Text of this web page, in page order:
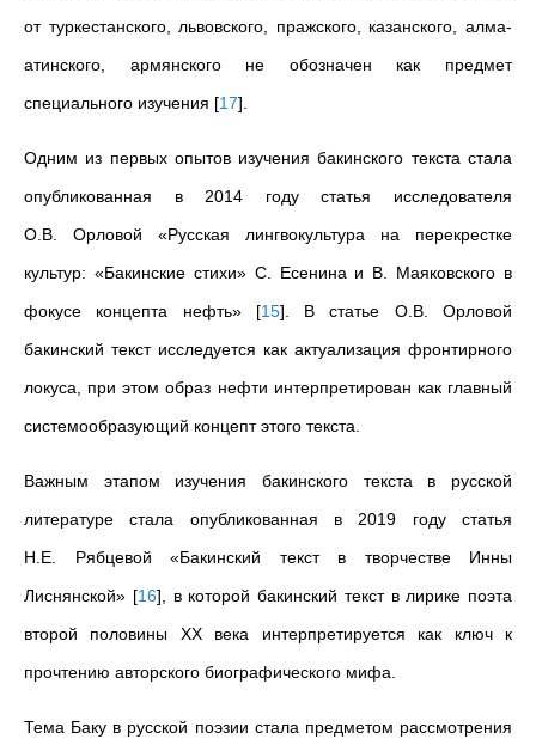
от туркестанского, львовского, пражского, казанского, алма-
атинского, армянского не обозначен как предмет
специального изучения [17]
Одним из первых опытов изучения бакинского текста стала
опубликованная в 2014 году статья исследователя
О.В. Орловой «Русская лингвокультура на перекрестке
культур: «Бакинские стихи» С. Есенина и В. Маяковского в
фокусе концепта нефть» [15] . В статье О.В. Орловой
бакинский текст исследуется как актуализация фронтирного
локуса, при этом образ нефти интерпретирован как главный
системообразующий концепт этого текста.
Важным этапом изучения бакинского текста в русской
литературе стала опубликованная в 2019 году статья
Н.Е. Рябцевой «Бакинский текст в творчестве Инны
Лиснянской» [16] , в которой бакинский текст в лирике поэта
второй половины ХХ века интерпретируется как ключ к
прочтению авторского биографического мифа.
Тема Баку в русской поэзии стала предметом рассмотрения